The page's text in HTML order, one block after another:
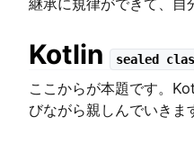
継承に規律ができて、自
Kotlin sealed
ここからが本題です。
びながら親しんでいきま